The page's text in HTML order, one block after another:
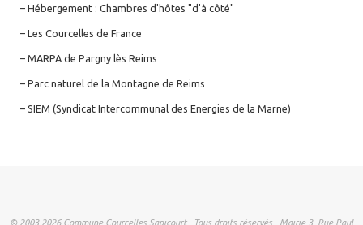
– Hébergement : Chambres d'hôtes "d'à côté"
– Les Courcelles de France
– MARPA de Pargny lès Reims
– Parc naturel de la Montagne de Reims
– SIEM (Syndicat Intercommunal des Energies de la Marne)
© 2003-2026 Commune Courcelles-Sapicourt - Tous droits réservés - Mairie 3, Rue Paul